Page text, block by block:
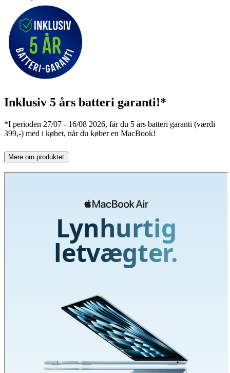
Inklusiv 5 års batteri garanti!*
*I perioden 27/07 - 16/08 2026, får du 5 års batteri garanti (værdi
399,-) med i købet, når du køber en MacBook!
Mere om produktet